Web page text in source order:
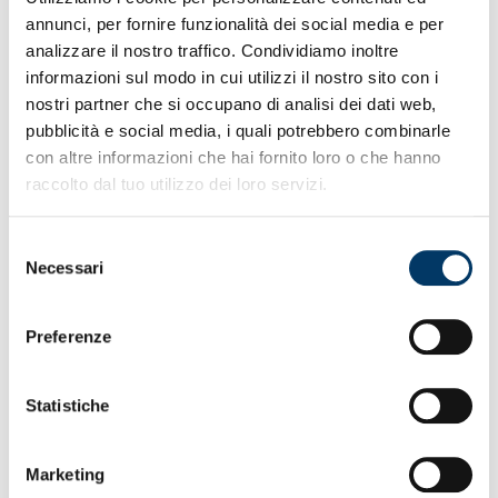
annunci, per fornire funzionalità dei social media e per
analizzare il nostro traffico. Condividiamo inoltre
informazioni sul modo in cui utilizzi il nostro sito con i
nostri partner che si occupano di analisi dei dati web,
pubblicità e social media, i quali potrebbero combinarle
con altre informazioni che hai fornito loro o che hanno
raccolto dal tuo utilizzo dei loro servizi.
delNecessari
Preferenze
Statistiche
Marketing
Folta la delegazione della proprietà presente allo
stadio con i propri ospiti.
una folata di tramontana, nel caldo mese di settembre che
sta per cedere il passo. Al C.S. “Gianluca Signorini”, ex su
preparazione della partita a contatto con i vertici, il ds
Ottolini, il club manager Rossi. Un ripasso neppure tanto